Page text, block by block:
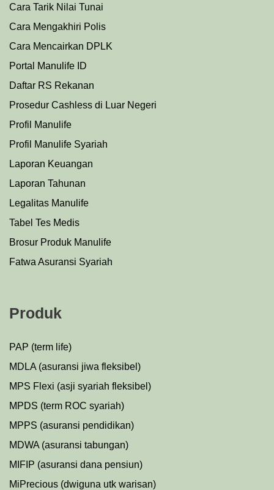
Cara Tarik Nilai Tunai
Cara Mengakhiri Polis
Cara Mencairkan DPLK
Portal Manulife ID
Daftar RS Rekanan
Prosedur Cashless di Luar Negeri
Profil Manulife
Profil Manulife Syariah
Laporan Keuangan
Laporan Tahunan
Legalitas Manulife
Tabel Tes Medis
Brosur Produk Manulife
Fatwa Asuransi Syariah
Produk
PAP (term life)
MDLA (asuransi jiwa fleksibel)
MPS Flexi (asji syariah fleksibel)
MPDS (term ROC syariah)
MPPS (asuransi pendidikan)
MDWA (asuransi tabungan)
MIFIP (asuransi dana pensiun)
MiPrecious (dwiguna utk warisan)